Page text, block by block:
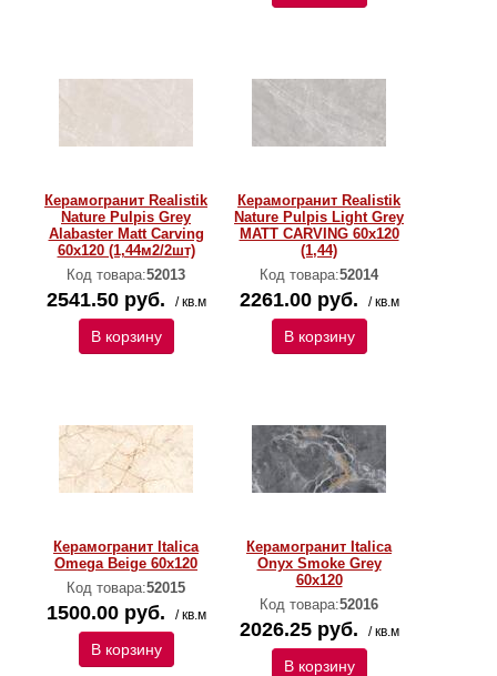
Керамогранит Realistik
Nature Pulpis Grey
Alabaster Matt Carving
60x120 (1,44м2/2шт)
Код товара:52013
2541.50 руб. / кв.м
В корзину
Керамогранит Realistik
Nature Pulpis Light Grey
MATT CARVING 60х120
(1,44)
Код товара:52014
2261.00 руб. / кв.м
В корзину
Керамогранит Italica
Omega Beige 60x120
Код товара:52015
1500.00 руб. / кв.м
В корзину
Керамогранит Italica
Onyx Smoke Grey
60x120
Код товара:52016
2026.25 руб. / кв.м
В корзину